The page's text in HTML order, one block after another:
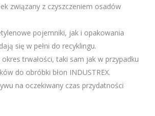
z kwasem askorbinowym (witaminą C)
związany z czyszczeniem osadów
pojemniki, jak i opakowania
się w pełni do recyklingu.
trwałości, taki sam jak w przypadku
do obróbki błon INDUSTREX.